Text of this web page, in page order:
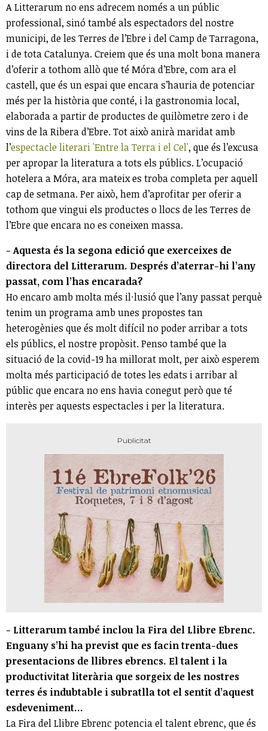
A Litterarum no ens adrecem només a un públic
professional, sinó també als espectadors del nostre
municipi, de les Terres de l’Ebre i del Camp de Tarragona,
i de tota Catalunya. Creiem que és una molt bona manera
d’oferir a tothom allò que té Móra d’Ebre, com ara el
castell, que és un espai que encara s’hauria de potenciar
més per la història que conté, i la gastronomia local,
elaborada a partir de productes de quilòmetre zero i de
vins de la Ribera d’Ebre. Tot això anirà maridat amb
l’espectacle literari 'Entre la Terra i el Cel', que és l’excusa
per apropar la literatura a tots els públics. L’ocupació
hotelera a Móra, ara mateix es troba completa per aquell
cap de setmana. Per això, hem d’aprofitar per oferir a
tothom que vingui els productes o llocs de les Terres de
l’Ebre que encara no es coneixen massa.
- Aquesta és la segona edició que exerceixes de
directora del Litterarum. Després d’aterrar-hi l’any
passat, com l’has encarada?
Ho encaro amb molta més il·lusió que l’any passat perquè
tenim un programa amb unes propostes tan
heterogènies que és molt difícil no poder arribar a tots
els públics, el nostre propòsit. Penso també que la
situació de la covid-19 ha millorat molt, per això esperem
molta més participació de totes les edats i arribar al
públic que encara no ens havia conegut però que té
interès per aquests espectacles i per la literatura.
- Litterarum també inclou la Fira del Llibre Ebrenc.
Enguany s’hi ha previst que es facin trenta-dues
presentacions de llibres ebrencs. El talent i la
productivitat literària que sorgeix de les nostres
terres és indubtable i subratlla tot el sentit d’aquest
esdeveniment...
La Fira del Llibre Ebrenc potencia el talent ebrenc, que és